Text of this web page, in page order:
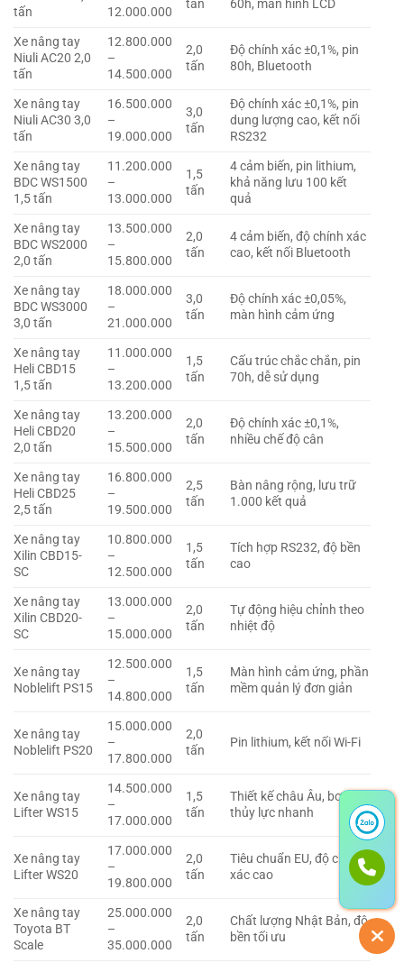
tấn
12.000.000
tấn
60h, màn hình LCD
Xe nâng tay
Niuli AC20 2,0
tấn
12.800.000
–
14.500.000
2,0
tấn
Độ chính xác ±0,1%, pin
80h, Bluetooth
Xe nâng tay
Niuli AC30 3,0
tấn
16.500.000
–
19.000.000
3,0
tấn
Độ chính xác ±0,1%, pin
dung lượng cao, kết nối
RS232
Xe nâng tay
BDC WS1500
1,5 tấn
11.200.000
–
13.000.000
1,5
tấn
4 cảm biến, pin lithium,
khả năng lưu 100 kết
quả
Xe nâng tay
BDC WS2000
2,0 tấn
13.500.000
–
15.800.000
2,0
tấn
4 cảm biến, độ chính xác
cao, kết nối Bluetooth
Xe nâng tay
BDC WS3000
3,0 tấn
18.000.000
–
21.000.000
3,0
tấn
Độ chính xác ±0,05%,
màn hình cảm ứng
Xe nâng tay
Heli CBD15
1,5 tấn
11.000.000
–
13.200.000
1,5
tấn
Cấu trúc chắc chắn, pin
70h, dễ sử dụng
Xe nâng tay
Heli CBD20
2,0 tấn
13.200.000
–
15.500.000
2,0
tấn
Độ chính xác ±0,1%,
nhiều chế độ cân
Xe nâng tay
Heli CBD25
2,5 tấn
16.800.000
–
19.500.000
2,5
tấn
Bàn nâng rộng, lưu trữ
1.000 kết quả
Xe nâng tay
Xilin CBD15-
SC
10.800.000
–
12.500.000
1,5
tấn
Tích hợp RS232, độ bền
cao
Xe nâng tay
Xilin CBD20-
SC
13.000.000
–
15.000.000
2,0
tấn
Tự động hiệu chỉnh theo
nhiệt độ
Xe nâng tay
Noblelift PS15
12.500.000
–
14.800.000
1,5
tấn
Màn hình cảm ứng, phần
mềm quản lý đơn giản
Xe nâng tay
Noblelift PS20
15.000.000
–
17.800.000
2,0
tấn
Pin lithium, kết nối Wi-Fi
Xe nâng tay
Lifter WS15
14.500.000
–
17.000.000
1,5
tấn
Thiết kế châu Âu, bơm
thủy lực nhanh
Xe nâng tay
Lifter WS20
17.000.000
–
19.800.000
2,0
tấn
Tiêu chuẩn EU, độ chính
xác cao
Xe nâng tay
Toyota BT
Scale
25.000.000
–
35.000.000
2,0
tấn
Chất lượng Nhật Bản, độ
bền tối ưu